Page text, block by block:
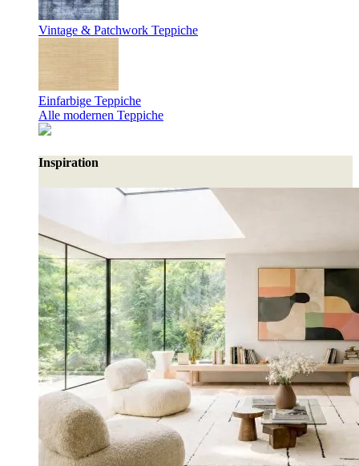
Vintage & Patchwork Teppiche
Einfarbige Teppiche
Alle modernen Teppiche
Inspiration